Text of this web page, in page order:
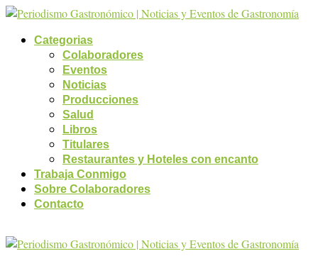
Categorias
Colaboradores
Eventos
Noticias
Producciones
Salud
Libros
Titulares
Restaurantes y Hoteles con encanto
Trabaja Conmigo
Sobre Colaboradores
Contacto